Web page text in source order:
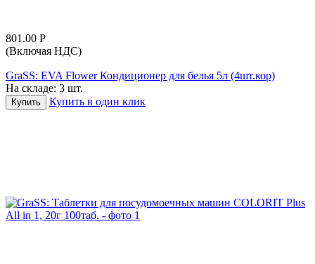
801.00 Р
(Включая НДС)
GraSS: EVA Flower Кондиционер для белья 5л (4шт.кор)
На складе: 3 шт.
Купить Купить в один клик